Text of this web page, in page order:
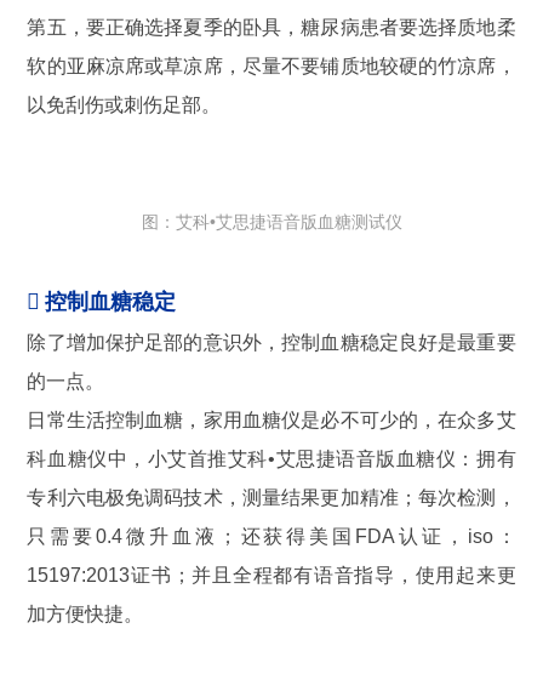
第五，要正确选择夏季的卧具，糖尿病患者要选择质地柔
软的亚麻凉席或草凉席，尽量不要铺质地较硬的竹凉席，
以免刮伤或刺伤足部。
图：艾科•艾思捷语音版血糖测试仪
 控制血糖稳定
除了增加保护足部的意识外，控制血糖稳定良好是最重要
的一点。
日常生活控制血糖，家用血糖仪是必不可少的，在众多艾
科血糖仪中，小艾首推艾科•艾思捷语音版血糖仪：拥有
专利六电极免调码技术，测量结果更加精准；每次检测，
只需要0.4微升血液；还获得美国FDA认证，iso：
15197:2013证书；并且全程都有语音指导，使用起来更
加方便快捷。